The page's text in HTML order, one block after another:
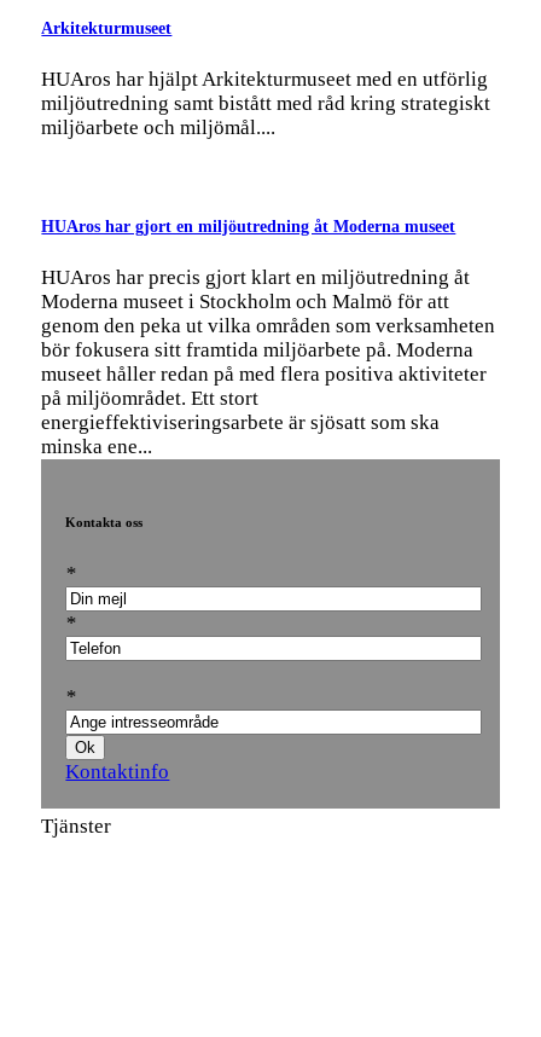
Arkitekturmuseet
HUAros har hjälpt Arkitekturmuseet med en utförlig
miljöutredning samt bistått med råd kring strategiskt
miljöarbete och miljömål....
HUAros har gjort en miljöutredning åt Moderna museet
HUAros har precis gjort klart en miljöutredning åt
Moderna museet i Stockholm och Malmö för att
genom den peka ut vilka områden som verksamheten
bör fokusera sitt framtida miljöarbete på. Moderna
museet håller redan på med flera positiva aktiviteter
på miljöområdet. Ett stort
energieffektiviseringsarbete är sjösatt som ska
minska ene...
Kontakta oss
*
*
*
Kontaktinfo
Tjänster